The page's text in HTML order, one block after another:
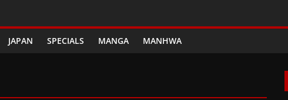
JAPAN SPECIALS MANGA MANHWA